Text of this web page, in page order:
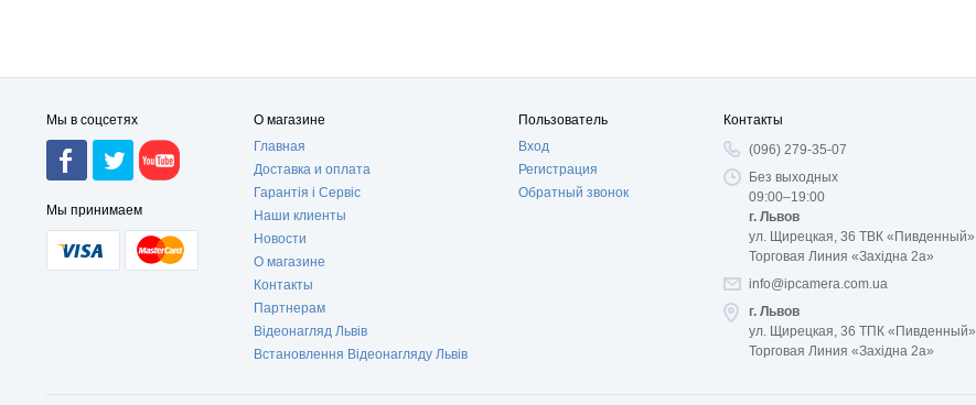
Мы в соцсетях
Мы принимаем
О магазине
Главная
Доставка и оплата
Гарантія і Сервіс
Наши клиенты
Новости
О магазине
Контакты
Партнерам
Відеонагляд Львів
Встановлення Відеонагляду Львів
Пользователь
Вход
Регистрация
Обратный звонок
Контакты
(096) 279-35-07
Без выходных
09:00–19:00
г. Львов
ул. Щирецкая, 36 ТВК «Пивденный»
Торговая Линия «Західна 2а»
info@ipcamera.com.ua
г. Львов
ул. Щирецкая, 36 ТПК «Пивденный»
Торговая Линия «Західна 2а»